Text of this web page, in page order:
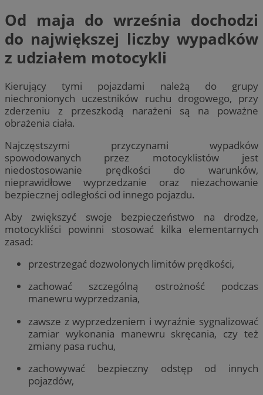
Od maja do września dochodzi
do największej liczby wypadków
z udziałem motocykli
Kierujący tymi pojazdami należą do grupy
niechronionych uczestników ruchu drogowego, przy
zderzeniu z przeszkodą narażeni są na poważne
obrażenia ciała.
Najczęstszymi przyczynami wypadków
spowodowanych przez motocyklistów jest
niedostosowanie prędkości do warunków,
nieprawidłowe wyprzedzanie oraz niezachowanie
bezpiecznej odległości od innego pojazdu.
Aby zwiększyć swoje bezpieczeństwo na drodze,
motocykliści powinni stosować kilka elementarnych
zasad:
przestrzegać dozwolonych limitów prędkości,
zachować szczególną ostrożność podczas
manewru wyprzedzania,
zawsze z wyprzedzeniem i wyraźnie sygnalizować
zamiar wykonania manewru skręcania, czy też
zmiany pasa ruchu,
zachowywać bezpieczny odstęp od innych
pojazdów,